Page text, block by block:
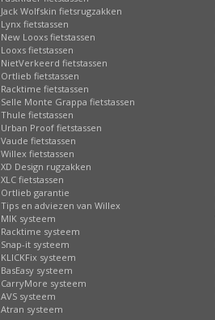
Jack Wolfskin fietsrugzakken
Lynx fietstassen
New Looxs fietstassen
Looxs fietstassen
NietVerkeerd fietstassen
Ortlieb fietstassen
Racktime fietstassen
Selle Monte Grappa fietstassen
Thule fietstassen
Urban Proof fietstassen
Vaude fietstassen
Willex fietstassen
XD Design rugzakken
XLC fietstassen
Ortlieb garantie
Tips en adviezen van Willex
MIK systeem
Racktime systeem
Snap-it systeem
KLICKFix systeem
BasEasy systeem
CarryMore systeem
AVS systeem
Atran systeem